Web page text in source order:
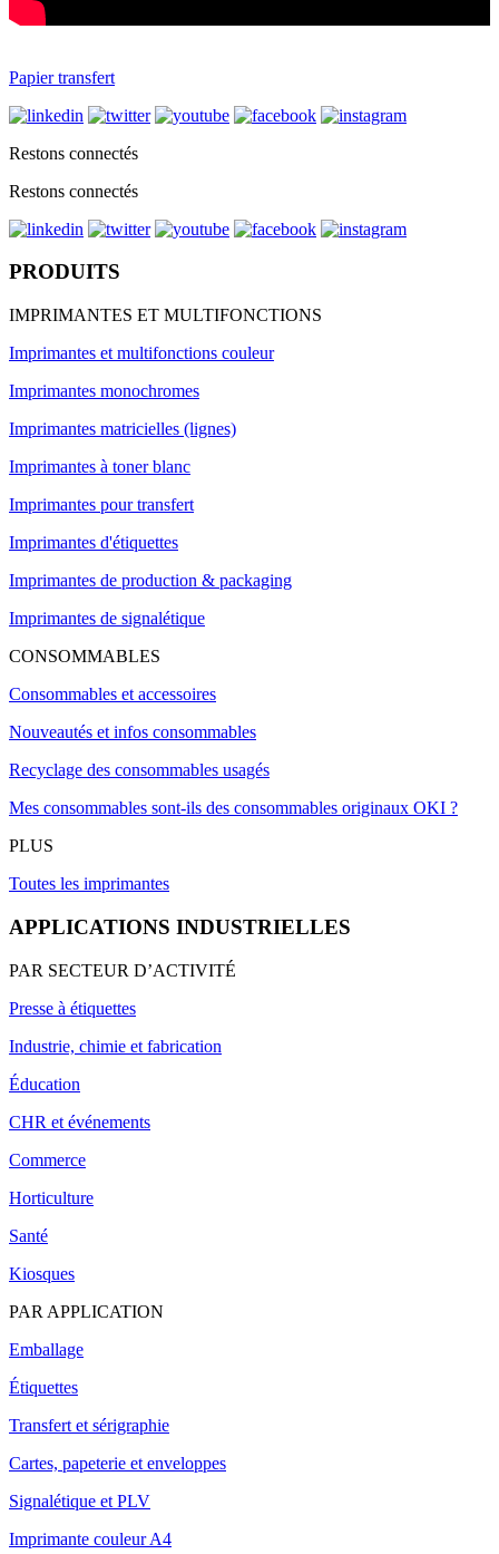
Papier transfert
Restons connectés
Restons connectés
PRODUITS
IMPRIMANTES ET MULTIFONCTIONS
Imprimantes et multifonctions couleur
Imprimantes monochromes
Imprimantes matricielles (lignes)
Imprimantes à toner blanc
Imprimantes pour transfert
Imprimantes d'étiquettes
Imprimantes de production & packaging
Imprimantes de signalétique
CONSOMMABLES
Consommables et accessoires
Nouveautés et infos consommables
Recyclage des consommables usagés
Mes consommables sont-ils des consommables originaux OKI ?
PLUS
Toutes les imprimantes
APPLICATIONS INDUSTRIELLES
PAR SECTEUR D’ACTIVITÉ
Presse à étiquettes
Industrie, chimie et fabrication
Éducation
CHR et événements
Commerce
Horticulture
Santé
Kiosques
PAR APPLICATION
Emballage
Étiquettes
Transfert et sérigraphie
Cartes, papeterie et enveloppes
Signalétique et PLV
Imprimante couleur A4